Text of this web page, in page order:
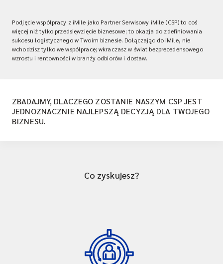
Podjęcie współpracy z iMile jako Partner Serwisowy iMile (CSP) to coś
więcej niż tylko przedsięwzięcie biznesowe; to okazja do zdefiniowania
sukcesu logistycznego w Twoim biznesie. Dołączając do iMile, nie
wchodzisz tylko we współpracę; wkraczasz w świat bezprecedensowego
wzrostu i rentowności w branży odbiorów i dostaw.
ZBADAJMY, DLACZEGO ZOSTANIE NASZYM CSP JEST
JEDNOZNACZNIE NAJLEPSZĄ DECYZJĄ DLA TWOJEGO
BIZNESU.
Co zyskujesz?